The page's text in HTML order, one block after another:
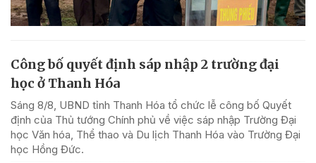
Công bố quyết định sáp nhập 2 trường đại
học ở Thanh Hóa
Sáng 8/8, UBND tỉnh Thanh Hóa tổ chức lễ công bố Quyết
định của Thủ tướng Chính phủ về việc sáp nhập Trường Đại
học Văn hóa, Thể thao và Du lịch Thanh Hóa vào Trường Đại
học Hồng Đức.